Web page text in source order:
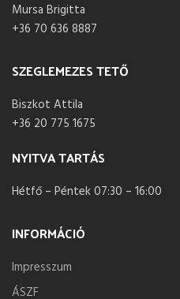
Mursa Brigitta
+36 70 636 8887
SZEGLEMEZES TETŐ
Biszkot Attila
+36 20 775 1675
NYITVA TARTÁS
Hétfő – Péntek 07:30 – 16:00
INFORMÁCIÓ
Impresszum
ÁSZF